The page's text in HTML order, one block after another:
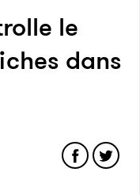
le
dans